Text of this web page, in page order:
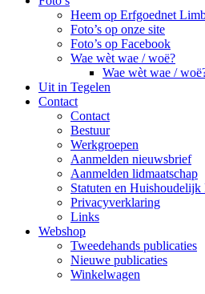
Heem op Erfgoednet
Foto’s op onze site
Foto’s op Facebook
Wae wèt wae / woë?
Wae wèt wae /
Uit in Tegelen
Contact
Contact
Bestuur
Werkgroepen
Aanmelden nieuwsbrief
Aanmelden lidmaatschap
Statuten en Huishoudelijk
Privacyverklaring
Links
Webshop
Tweedehands publicaties
Nieuwe publicaties
Winkelwagen